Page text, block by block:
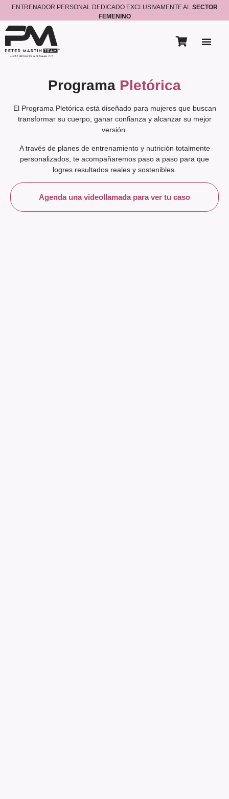
ENTRENADOR PERSONAL DEDICADO EXCLUSIVAMENTE AL SECTOR
FEMENINO
Programa Pletórica
El Programa Pletórica está diseñado para mujeres que buscan
transformar su cuerpo, ganar confianza y alcanzar su mejor
versión.
A través de planes de entrenamiento y nutrición totalmente
personalizados, te acompañaremos paso a paso para que
logres resultados reales y sostenibles.
Agenda una videollamada para ver tu caso